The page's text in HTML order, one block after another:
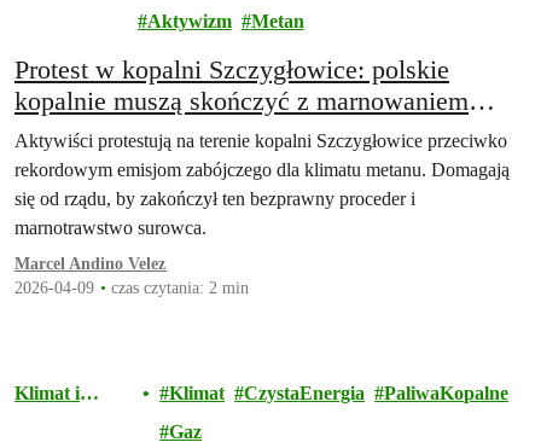
Aktywizm
Metan
Protest w kopalni Szczygłowice: polskie
kopalnie muszą skończyć z marnowaniem
metanu
Aktywiści protestują na terenie kopalni Szczygłowice przeciwko
rekordowym emisjom zabójczego dla klimatu metanu. Domagają
się od rządu, by zakończył ten bezprawny proceder i
marnotrawstwo surowca.
Marcel Andino Velez
2026-04-09
czas czytania: 2 min
Klimat i
Klimat CzystaEnergia
PaliwaKopalne
Gaz